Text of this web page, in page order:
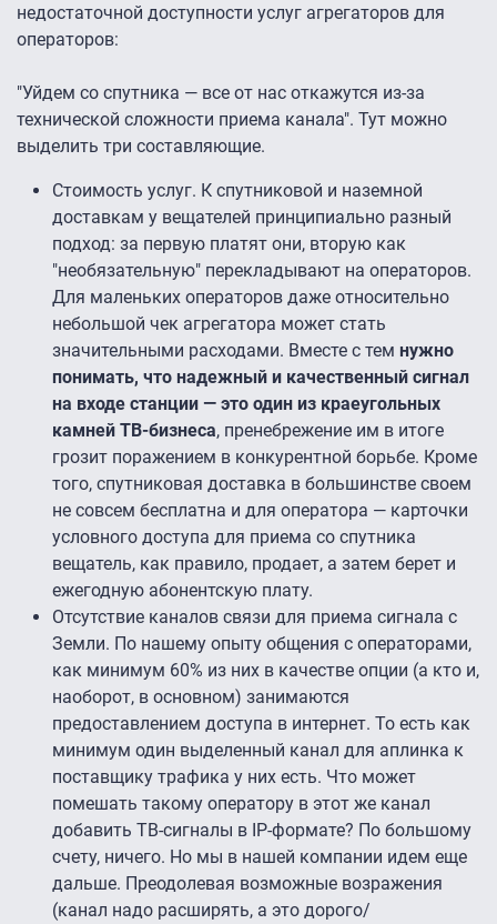
недостаточной доступности услуг агрегаторов для
операторов:
"Уйдем со спутника — все от нас откажутся из-за
технической сложности приема канала". Тут можно
выделить три составляющие.
Стоимость услуг. К спутниковой и наземной
доставкам у вещателей принципиально разный
подход: за первую платят они, вторую как
"необязательную" перекладывают на операторов.
Для маленьких операторов даже относительно
небольшой чек агрегатора может стать
значительными расходами. Вместе с тем нужно
понимать, что надежный и качественный сигнал
на входе станции — это один из краеугольных
камней ТВ-бизнеса, пренебрежение им в итоге
грозит поражением в конкурентной борьбе. Кроме
того, спутниковая доставка в большинстве своем
не совсем бесплатна и для оператора — карточки
условного доступа для приема со спутника
вещатель, как правило, продает, а затем берет и
ежегодную абонентскую плату.
Отсутствие каналов связи для приема сигнала с
Земли. По нашему опыту общения с операторами,
как минимум 60% из них в качестве опции (а кто и,
наоборот, в основном) занимаются
предоставлением доступа в интернет. То есть как
минимум один выделенный канал для аплинка к
поставщику трафика у них есть. Что может
помешать такому оператору в этот же канал
добавить ТВ-сигналы в IP-формате? По большому
счету, ничего. Но мы в нашей компании идем еще
дальше. Преодолевая возможные возражения
(канал надо расширять, а это дорого/